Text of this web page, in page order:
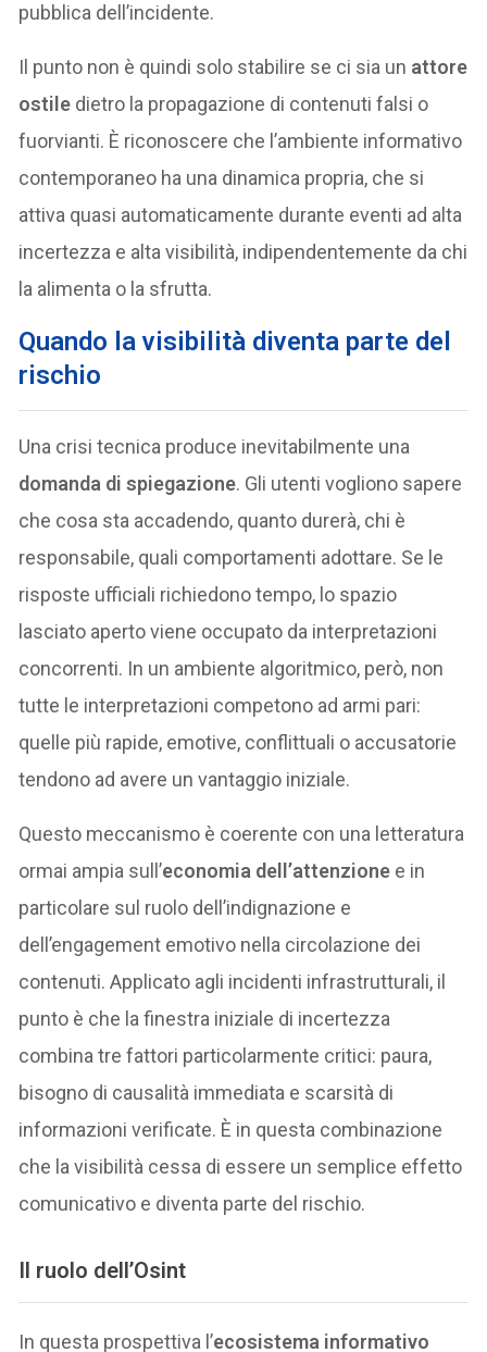
pubblica dell’incidente.
Il punto non è quindi solo stabilire se ci sia un attore
ostile dietro la propagazione di contenuti falsi o
fuorvianti. È riconoscere che l’ambiente informativo
contemporaneo ha una dinamica propria, che si
attiva quasi automaticamente durante eventi ad alta
incertezza e alta visibilità, indipendentemente da chi
la alimenta o la sfrutta.
Quando la visibilità diventa parte del
rischio
Una crisi tecnica produce inevitabilmente una
domanda di spiegazione. Gli utenti vogliono sapere
che cosa sta accadendo, quanto durerà, chi è
responsabile, quali comportamenti adottare. Se le
risposte ufficiali richiedono tempo, lo spazio
lasciato aperto viene occupato da interpretazioni
concorrenti. In un ambiente algoritmico, però, non
tutte le interpretazioni competono ad armi pari:
quelle più rapide, emotive, conflittuali o accusatorie
tendono ad avere un vantaggio iniziale.
Questo meccanismo è coerente con una letteratura
ormai ampia sull’economia dell’attenzione e in
particolare sul ruolo dell’indignazione e
dell’engagement emotivo nella circolazione dei
contenuti. Applicato agli incidenti infrastrutturali, il
punto è che la finestra iniziale di incertezza
combina tre fattori particolarmente critici: paura,
bisogno di causalità immediata e scarsità di
informazioni verificate. È in questa combinazione
che la visibilità cessa di essere un semplice effetto
comunicativo e diventa parte del rischio.
Il ruolo dell’Osint
In questa prospettiva l’ecosistema informativo